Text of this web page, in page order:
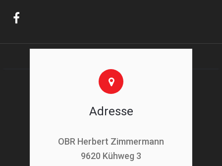
Adresse
OBR Herbert Zimmermann
9620 Kühweg 3